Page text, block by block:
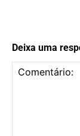
Deixa uma